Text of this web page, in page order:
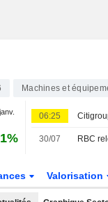
Machines et
06:25
30/07
Valorisation